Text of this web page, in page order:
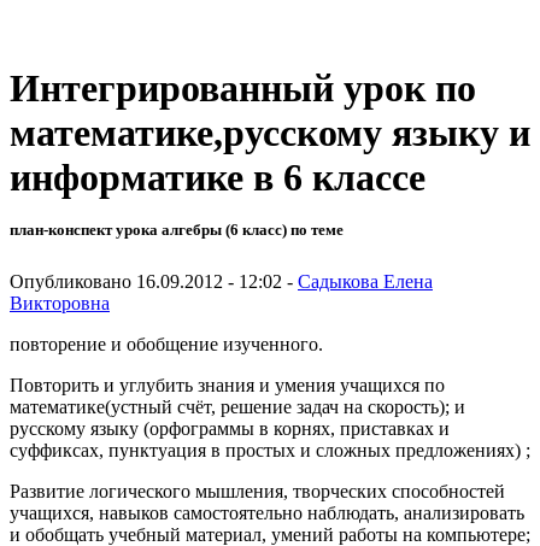
Интегрированный урок по
математике,русскому языку и
информатике в 6 классе
план-конспект урока алгебры (6 класс) по теме
Опубликовано 16.09.2012 - 12:02 - Садыкова Елена
Викторовна
повторение и обобщение изученного.
Повторить и углубить знания и умения учащихся по
математике(устный счёт, решение задач на скорость); и
русскому языку (орфограммы в корнях, приставках и
суффиксах, пунктуация в простых и сложных предложениях) ;
Развитие логического мышления, творческих способностей
учащихся, навыков самостоятельно наблюдать, анализировать
и обобщать учебный материал, умений работы на компьютере;